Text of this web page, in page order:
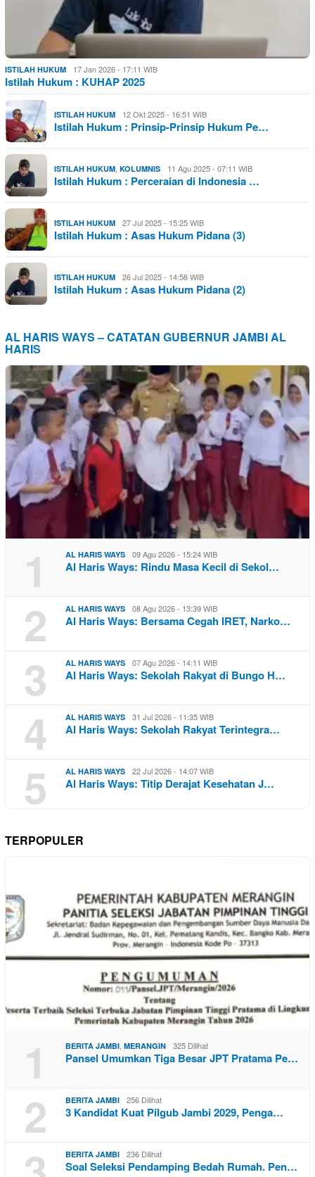
ISTILAH HUKUM 17 Jan 2026 - 17:11 WIB
Istilah Hukum : KUHAP 2025
ISTILAH HUKUM 12 Okt 2025 - 16:51 WIB
Istilah Hukum : Prinsip-Prinsip Hukum Pe…
ISTILAH HUKUM, KOLUMNIS 11 Agu 2025 - 07:11 WIB
Istilah Hukum : Perceraian di Indonesia …
ISTILAH HUKUM 27 Jul 2025 - 15:25 WIB
Istilah Hukum : Asas Hukum Pidana (3)
ISTILAH HUKUM 26 Jul 2025 - 14:58 WIB
Istilah Hukum : Asas Hukum Pidana (2)
AL HARIS WAYS – CATATAN GUBERNUR JAMBI AL
HARIS
1 AL HARIS WAYS 09 Agu 2026 - 15:24 WIB
Al Haris Ways: Rindu Masa Kecil di Sekol…
2 AL HARIS WAYS 08 Agu 2026 - 13:39 WIB
Al Haris Ways: Bersama Cegah IRET, Narko…
3 AL HARIS WAYS 07 Agu 2026 - 14:11 WIB
Al Haris Ways: Sekolah Rakyat di Bungo H…
4 AL HARIS WAYS 31 Jul 2026 - 11:35 WIB
Al Haris Ways: Sekolah Rakyat Terintegra…
5 AL HARIS WAYS 22 Jul 2026 - 14:07 WIB
Al Haris Ways: Titip Derajat Kesehatan J…
TERPOPULER
1 BERITA JAMBI, MERANGIN 325 Dilihat
Pansel Umumkan Tiga Besar JPT Pratama Pe…
2 BERITA JAMBI 256 Dilihat
3 Kandidat Kuat Pilgub Jambi 2029, Penga…
BERITA JAMBI 236 Dilihat
Soal Seleksi Pendamping Bedah Rumah. Pen…